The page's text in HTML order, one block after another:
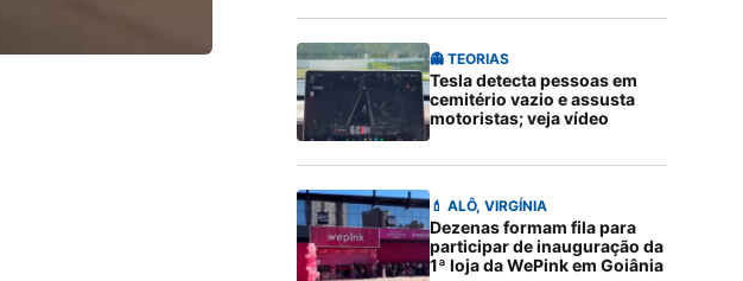
👻 TEORIAS
Tesla detecta pessoas em
cemitério vazio e assusta
motoristas; veja vídeo
💄 ALÔ, VIRGÍNIA
Dezenas formam fila para
participar de inauguração da
1ª loja da WePink em Goiânia